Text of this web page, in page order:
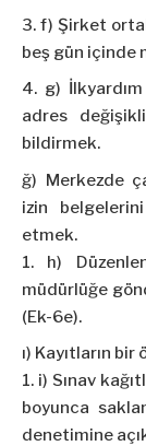
f) Şirket
beş gün içinde
g)
adres
bildirmek.
ğ) Merkezde
izin
etmek.
h)
müdürlüğe
(Ek-6e).
ı) Kayıtların
i) Sınav
boyunca
denetimine